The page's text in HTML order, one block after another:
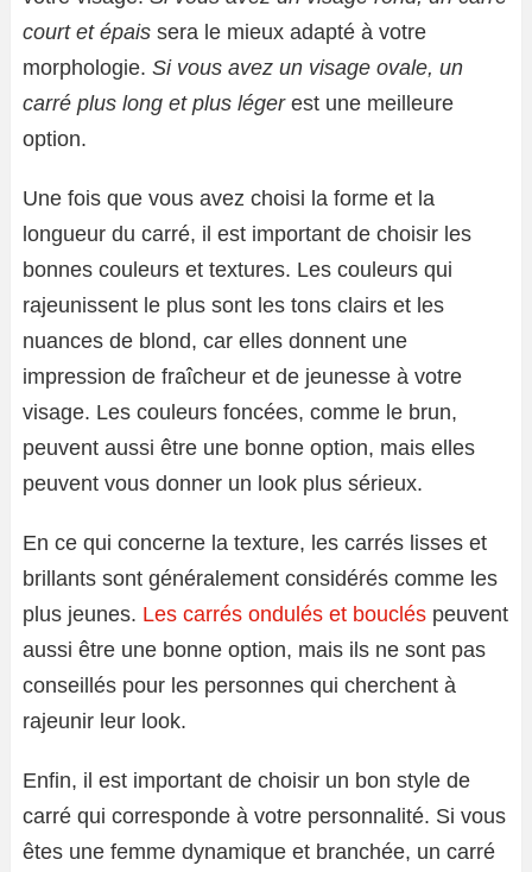
court et épais sera le mieux adapté à votre
morphologie. Si vous avez un visage ovale, un
carré plus long et plus légerest une meilleure
option.
Une fois que vous avez choisi la forme et la
longueur du carré, il est important de choisir les
bonnes couleurs et textures. Les couleurs qui
rajeunissent le plus sont les tons clairs et les
nuances de blond, car elles donnent une
impression de fraîcheur et de jeunesse à votre
visage. Les couleurs foncées, comme le brun,
peuvent aussi être une bonne option, mais elles
peuvent vous donner un look plus sérieux.
En ce qui concerne la texture, les carrés lisses et
brillants sont généralement considérés comme les
plus jeunes. Les carrés ondulés et bouclés peuvent
aussi être une bonne option, mais ils ne sont pas
conseillés pour les personnes qui cherchent à
rajeunir leur look.
Enfin, il est important de choisir un bon style de
carré qui corresponde à votre personnalité. Si vous
êtes une femme dynamique et branchée, un carré